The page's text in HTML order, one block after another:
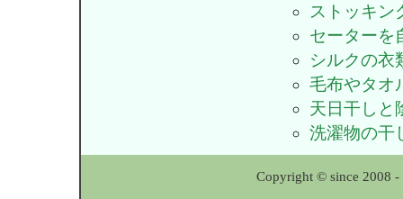
ストッキン
セーターを
シルクの衣
毛布やタオ
天日干しと
洗濯物の干
Copyright © since 2008 -